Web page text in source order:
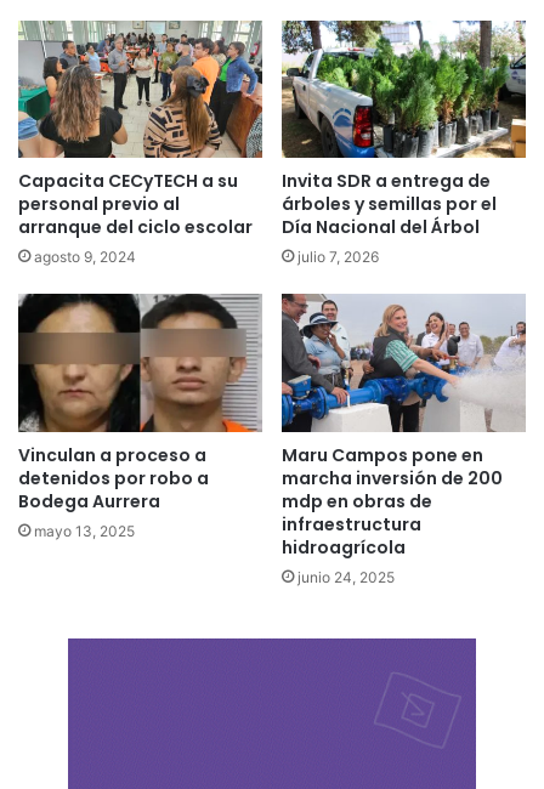
Capacita CECyTECH a su
personal previo al
arranque del ciclo escolar
agosto 9, 2024
Invita SDR a entrega de
árboles y semillas por el
Día Nacional del Árbol
julio 7, 2026
Vinculan a proceso a
detenidos por robo a
Bodega Aurrera
mayo 13, 2025
Maru Campos pone en
marcha inversión de 200
mdp en obras de
infraestructura
hidroagrícola
junio 24, 2025